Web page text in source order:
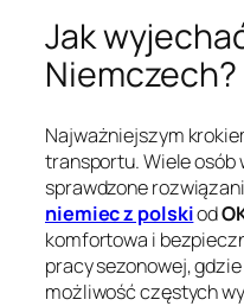
Jak
Niemczech?
Najważniejszym
transportu. Wiele osób
sprawdzone
niemiec z polskiod
komfortowa i
pracy sezonowej,
możliwość częstych